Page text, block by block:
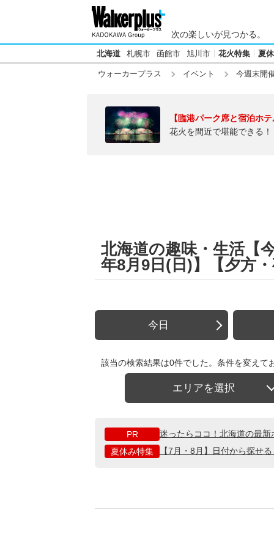
次の楽しいが見つかる。
北海道 札幌市 函館市 旭川市 花火特集 夏
ウォーカープラス イベント 今週末開
【臨港パーク席と宿泊ホ
花火を間近で堪能できる
北海道の趣味・生活【
年8月9日(日)】【夕方
今日
該当の検索結果は0件でした。条件を変えて
エリアを選択
PR
迷ったらココ！北海道の最
夏休み特集
【7月・8月】日付から探せ